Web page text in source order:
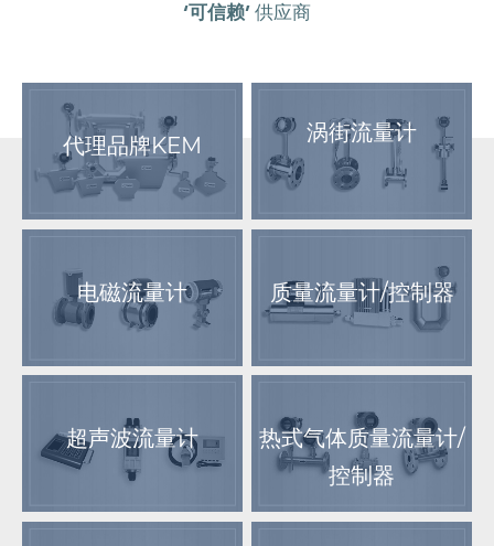
‘可信赖’ 供应商
代理品牌KEM 涡街流量计
电磁流量计 质量流量计/控制器
超声波流量计
热式气体质量流量计/
控制器